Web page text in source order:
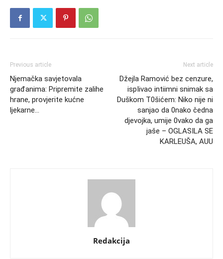
Previous article
Njemačka savjetovala
građanima: Pripremite zalihe
hrane, provjerite kućne
ljekarne…
Next article
Džejla Ramović bez cenzure,
ispIivao intiimni snimak sa
Duškom T0šićem: Niko nije ni
sanjao da 0nako čedna
djevojka, umije 0vako da ga
jaše – OGLASILA SE
KARLEUŠA, AUU
Redakcija